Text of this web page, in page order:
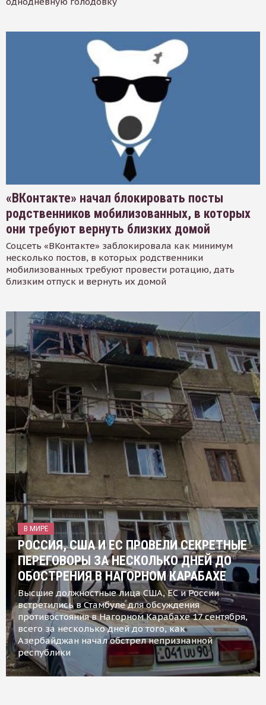
«ВКонтакте» начал блокировать посты
родственников мобилизованных, в которых
они требуют вернуть близких домой
Соцсеть «ВКонтакте» заблокировала как минимум
несколько постов, в которых родственники
мобилизованных требуют провести ротацию, дать
близким отпуск и вернуть их домой
В МИРЕ
РОССИЯ, США И ЕС ПРОВЕЛИ СЕКРЕТНЫЕ
ПЕРЕГОВОРЫ ЗА НЕСКОЛЬКО ДНЕЙ ДО
ОБОСТРЕНИЯ В НАГОРНОМ КАРАБАХЕ
Высшие должностные лица США, ЕС и России
встретились в Стамбуле для обсуждения
противостояния в Нагорном Карабахе 17 сентября,
всего за несколько дней до того, как
Азербайджан начал обстрел непризнанной
республики